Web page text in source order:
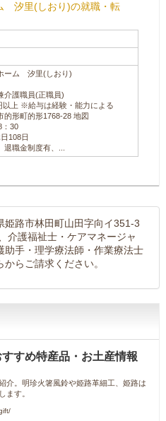
汐里(しおり)の就職・転
ーム 汐里(しおり)
護職員(正職員)
上 ※給与は経験・能力による
形町的形1768-28 地図
30
108日
職金制度有、...
姫路市林田町山田字向イ351-3
介護福祉士・ケアマネージャ
助手・理学療法師・作業療法士
らご請求ください。
すめ特産品・お土産情報
介。明珍火箸風鈴や姫路革細工、姫路は
ます。